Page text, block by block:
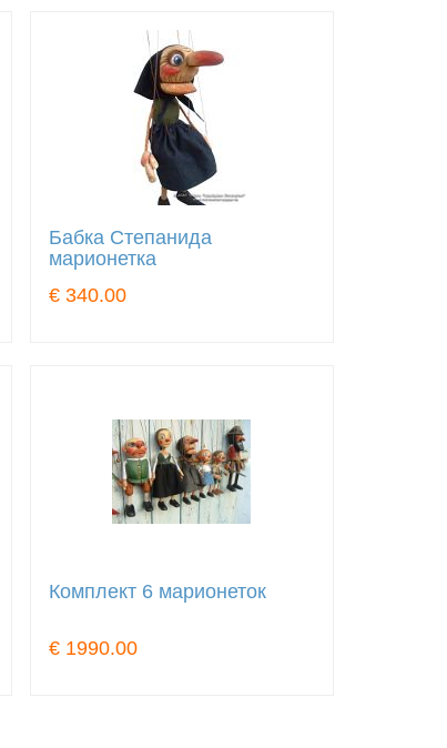
Бабка Степанида
марионетка
€ 340.00
Комплект 6 марионеток
€ 1990.00